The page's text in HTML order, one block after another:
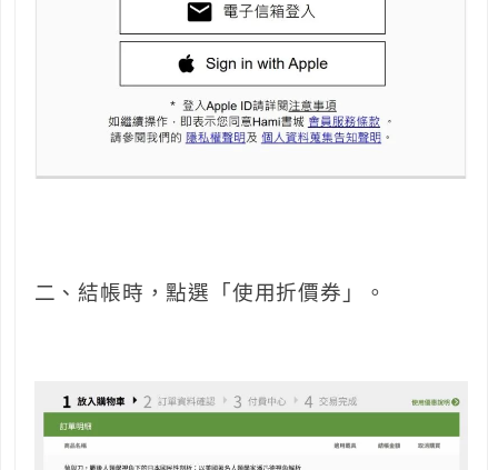
二、結帳時，點選「使用折價券」。